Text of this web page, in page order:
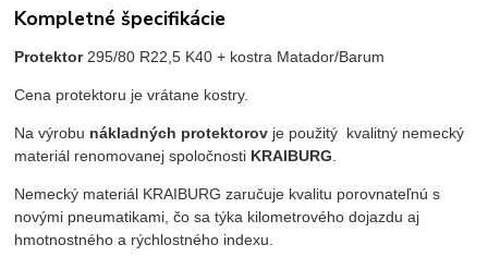
Kompletné špecifikácie
Protektor295/80 R22,5 K40 + kostra Matador/Barum
Cena protektoru je vrátane kostry.
Na výrobu nákladných protektorov je použitý kvalitný nemecký
materiál renomovanej spoločnosti KRAIBURG.
Nemecký materiál KRAIBURG zaručuje kvalitu porovnateľnú s
novými pneumatikami, čo sa týka kilometrového dojazdu aj
hmotnostného a rýchlostného indexu.